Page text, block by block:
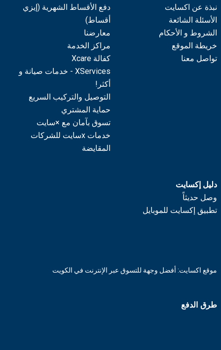
نبذة عن اكسايت
الأسئلة الشائعة
الشروط و الأحكام
خريطة الموقع
تواصل معنا
دفع الأقساط الشهرية (إيزي
أقساط)
معارضنا
مراكز الخدمة
كفالة Xcare
XServices - خدمات صيانة و
أكثر!
التوصيل والتركيب السريع
حماية المشتري
تسوق بآمان مع ×سايت
خدمات xسايت للشركات
المقايضة
دليل إكسايت
وصل حديثاً
تطبيق إكسايت للموبايل
موقع اكسايت: أفضل وجهة للتسوق عبر الإنترنت في الكويت
طرق الدفع